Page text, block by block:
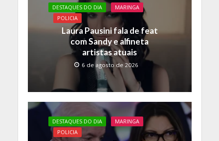
DESTAQUES DO DIA
MARINGA
POLICIA
Laura Pausini fala de feat
com Sandy e alfineta
artistas atuais
6 de agosto de 2026
DESTAQUES DO DIA
MARINGA
POLICIA